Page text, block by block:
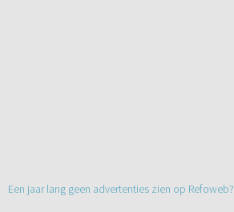
Een jaar lang geen advertenties zien op Refoweb?